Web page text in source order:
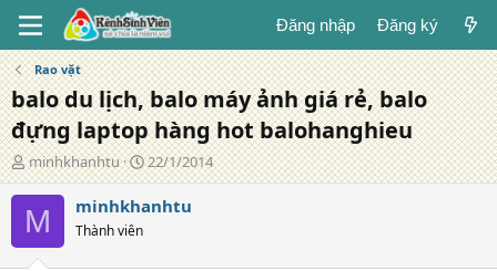
Đăng nhập Đăng ký
Rao vặt
balo du lịch, balo máy ảnh giá rẻ, balo
đựng laptop hàng hot balohanghieu
T
á
c
g
ả
minhkhanhtu
N
g
à
22/1/2014
M minhkhanhtu
Thành viên